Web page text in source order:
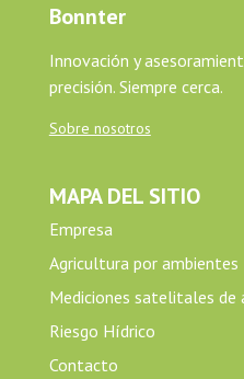
Bonnter
Innovación y
precisión. Siempre cerca.
Sobre nosotros
MAPA DEL SITIO
Empresa
Agricultura por ambientes
Mediciones satelitales de
Riesgo Hídrico
Contacto